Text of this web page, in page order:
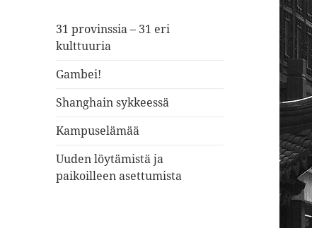
31 provinssia – 31 eri
kulttuuria
Gambei!
Shanghain sykkeessä
Kampuselämää
Uuden löytämistä ja
paikoilleen asettumista